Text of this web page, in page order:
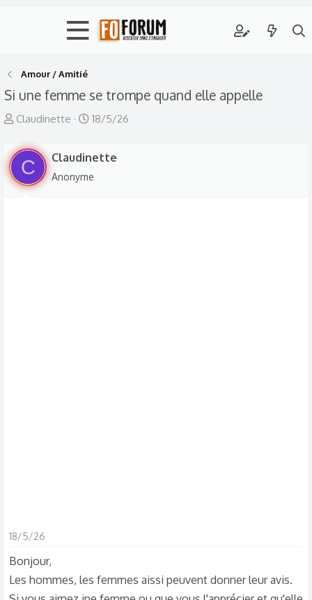
Amour / Amitié
Si une femme se trompe quand elle appelle
A
t
u
Claudinette
D
t
18/5/26
C Claudinette
Anonyme
18/5/26
Bonjour,
Les hommes, les femmes aissi peuvent donner leur avis.